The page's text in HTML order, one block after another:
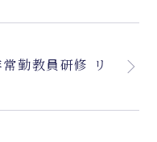
勤教員研修 リ